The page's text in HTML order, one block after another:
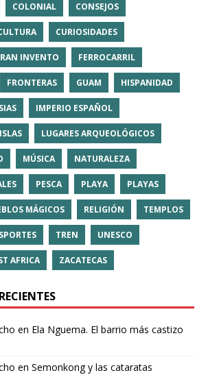
COLONIAL CONSEJOS
CURIOSIDADES
INVENTO FERROCARRIL
FRONTERAS GUAM HISPANIDAD
IMPERIO ESPAÑOL
ISLAS LUGARES ARQUEOLÓGICOS
MÚSICA NATURALEZA
PESCA PLAYA PLAYAS
MÁGICOS RELIGIÓN TEMPLOS
TREN UNESCO
AFRICA ZACATECAS
en Ela Nguema. El barrio más castizo
en Semonkong y las cataratas